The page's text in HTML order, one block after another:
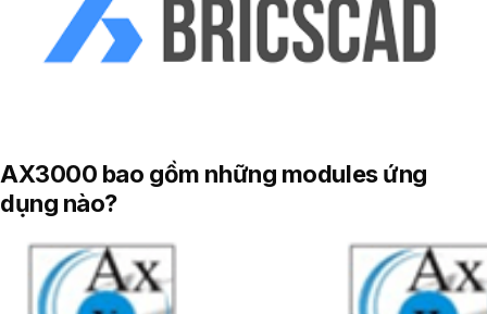
AX3000 bao gồm những modules ứng
dụng nào?